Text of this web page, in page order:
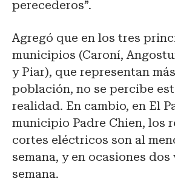
perecederos”.
Agregó que en los tres
municipios (Caroní,
y Piar), que representan
población, no se percibe
realidad. En cambio, en El
municipio Padre Chien, los
cortes eléctricos son al
semana, y en ocasiones dos
semana.